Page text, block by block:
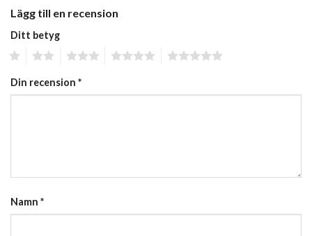
Lägg till en recension
Ditt betyg
Din recension *
Namn *